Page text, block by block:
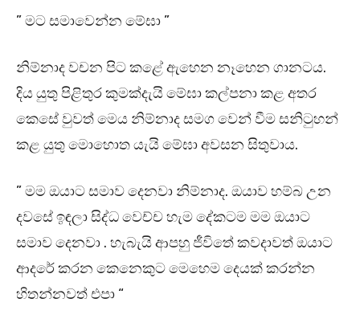
” මට සමාවෙන්න මේඝා ”
නිම්නාද වචන පිට කළේ ඇහෙන නෑහෙන ගානටය.
දිය යුතු පිළිතුර කුමක්දැයි මේඝා කල්පනා කළ අතර
කෙසේ වුවත් මෙය නිම්නාද සමග වෙන් වීම සනිටුහන්
කළ යුතු මොහොත යැයි මේඝා අවසන සිතුවාය.
” මම ඔයාට සමාව දෙනවා නිම්නාද. ඔයාව හම්බ උන
දවසේ ඉඳලා සිද්ධ වෙච්ච හැම දේකටම මම ඔයාට
සමාව දෙනවා . හැබැයි ආපහු ජීවිතේ කවදාවත් ඔයාට
ආදරේ කරන කෙනෙකුට මෙහෙම දෙයක් කරන්න
හිතන්නවත් එපා “